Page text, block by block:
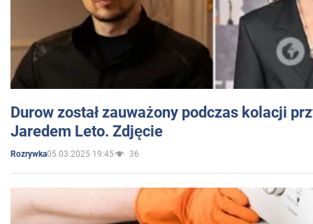
Durow został zauważony podczas kolacji
Jaredem Leto. Zdjęcie
Rozrywka05.03.2025 19:45 36